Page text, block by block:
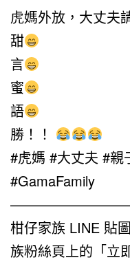
虎媽外放，大丈夫
甜
言
蜜
語
勝！！
#虎媽 #大丈夫 #親
#GamaFamily
柑仔家族 LINE 貼
族粉絲頁上的「立